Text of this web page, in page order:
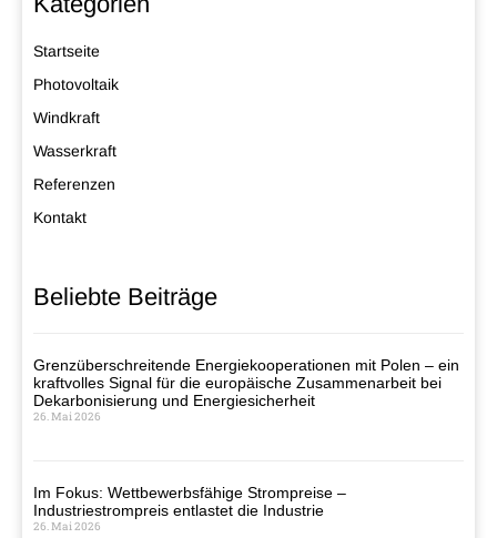
Startseite
Photovoltaik
Windkraft
Wasserkraft
Referenzen
Kontakt
Beliebte Beiträge
Grenzüberschreitende Energiekooperationen mit Polen – ein
kraftvolles Signal für die europäische Zusammenarbeit bei
Dekarbonisierung und Energiesicherheit
26. Mai 2026
Im Fokus: Wettbewerbsfähige Strompreise –
Industriestrompreis entlastet die Industrie
26. Mai 2026